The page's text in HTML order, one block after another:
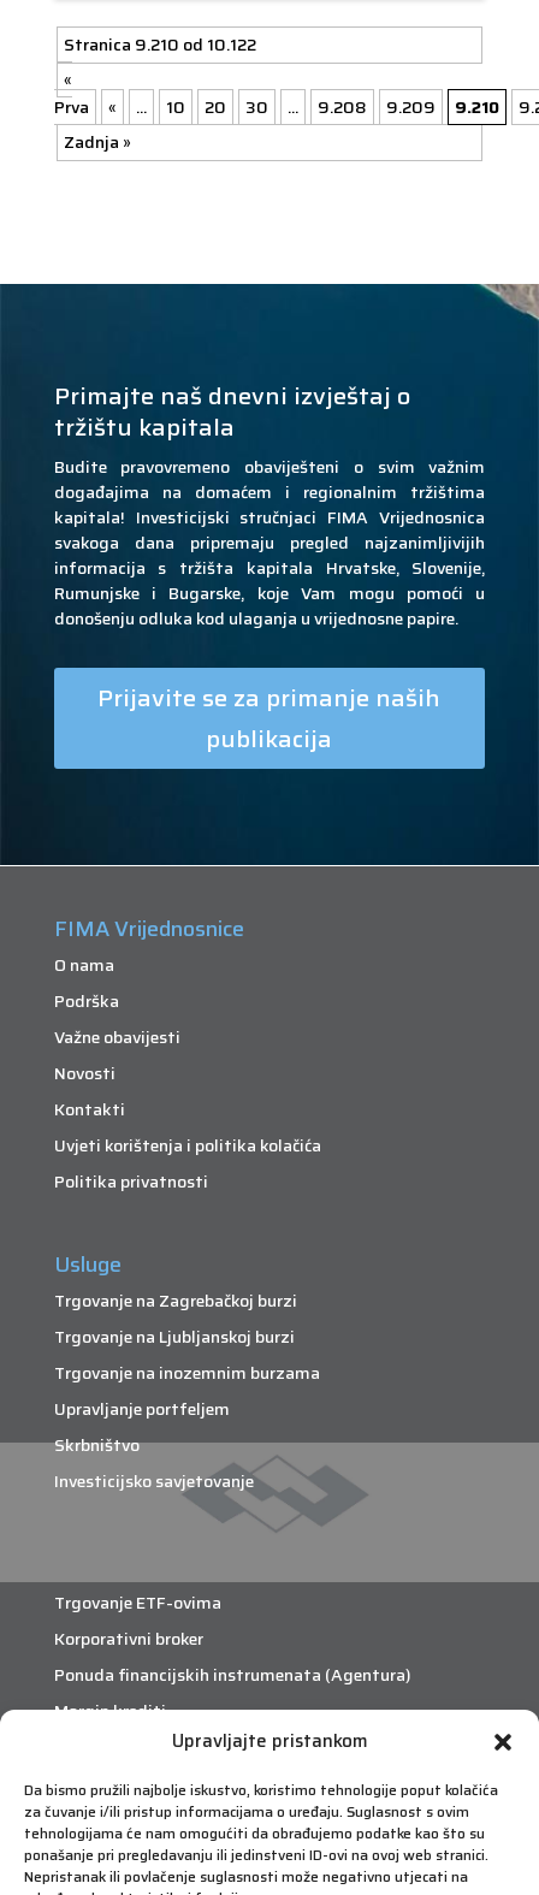
Upravljajte pristankom
Da bismo pružili najbolje iskustvo, koristimo tehnologije poput kolačića
za čuvanje i/ili pristup informacijama o uređaju. Suglasnost s ovim
tehnologijama će nam omogućiti da obrađujemo podatke kao što su
ponašanje pri pregledavanju ili jedinstveni ID-ovi na ovoj web stranici.
Nepristanak ili povlačenje suglasnosti može negativno utjecati na
Stranica 9.210 od 10.122
«
Prva
« ... 10 20 30 ... 9.208 9.209 9.210
Zadnja »
Primajte naš dnevni izvještaj o
tržištu kapitala
Budite pravovremeno obaviješteni o svim važnim
događajima na domaćem i regionalnim tržištima
kapitala! Investicijski stručnjaci FIMA Vrijednosnica
svakoga dana pripremaju pregled najzanimljivijih
informacija s tržišta kapitala Hrvatske, Slovenije,
Rumunjske i Bugarske, koje Vam mogu pomoći u
donošenju odluka kod ulaganja u vrijednosne papire.
Prijavite se za primanje naših
publikacija
FIMA Vrijednosnice
O nama
Podrška
Važne obavijesti
Novosti
Kontakti
Uvjeti korištenja i politika kolačića
Politika privatnosti
Usluge
Trgovanje na Zagrebačkoj burzi
Trgovanje na Ljubljanskoj burzi
Trgovanje na inozemnim burzama
Upravljanje portfeljem
Skrbništvo
Investicijsko savjetovanje
Trgovanje ETF-ovima
Korporativni broker
Ponuda financijskih instrumenata (Agentura)
Margin krediti
eTrade
Što je eTrade?